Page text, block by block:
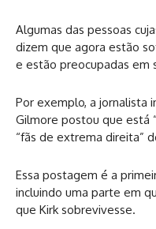
Algumas das pessoas
dizem que agora estão
e estão preocupadas em
Por exemplo, a jornalista
Gilmore postou que está
“fãs de extrema direita”
Essa postagem é a
incluindo uma parte em
que Kirk sobrevivesse.